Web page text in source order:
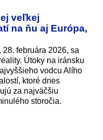
veľkej
na ňu aj Európa,
februára 2026, sa
Útoky na iránsku
vodcu Alího
ktoré dnes
za najväčšiu
storočia.